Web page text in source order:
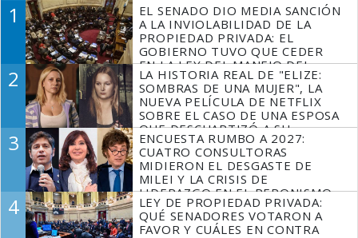
1
EL SENADO DIO MEDIA SANCIÓN
A LA INVIOLABILIDAD DE LA
PROPIEDAD PRIVADA: EL
GOBIERNO TUVO QUE CEDER
EN LA LEY DEL MANEJO DEL
FUEGO
2
LA HISTORIA REAL DE "ELIZE:
SOMBRAS DE UNA MUJER", LA
NUEVA PELÍCULA DE NETFLIX
SOBRE EL CASO DE UNA ESPOSA
QUE DESCUARTIZÓ A SU
MARIDO
3
ENCUESTA RUMBO A 2027:
CUATRO CONSULTORAS
MIDIERON EL DESGASTE DE
MILEI Y LA CRISIS DE
LIDERAZGO EN EL PERONISMO
4
LEY DE PROPIEDAD PRIVADA:
QUÉ SENADORES VOTARON A
FAVOR Y CUÁLES EN CONTRA